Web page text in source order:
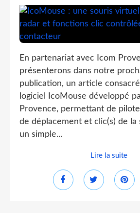
En partenariat avec Icom
présenterons dans notre
publication, un article
logiciel IcoMouse développé
Provence, permettant de
de déplacement et clic(s) de la
un simple...
Lire la suite